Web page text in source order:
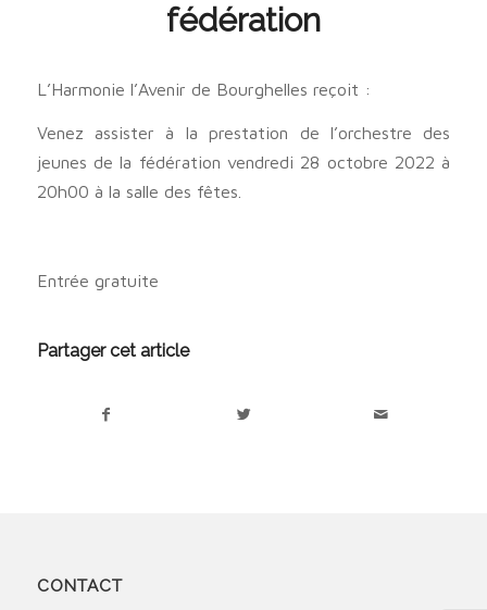
fédération
L’Harmonie l’Avenir de Bourghelles reçoit :
Venez assister à la prestation de l’orchestre des
jeunes de la fédération vendredi 28 octobre 2022 à
20h00 à la salle des fêtes.
Entrée gratuite
Partager cet article
CONTACT